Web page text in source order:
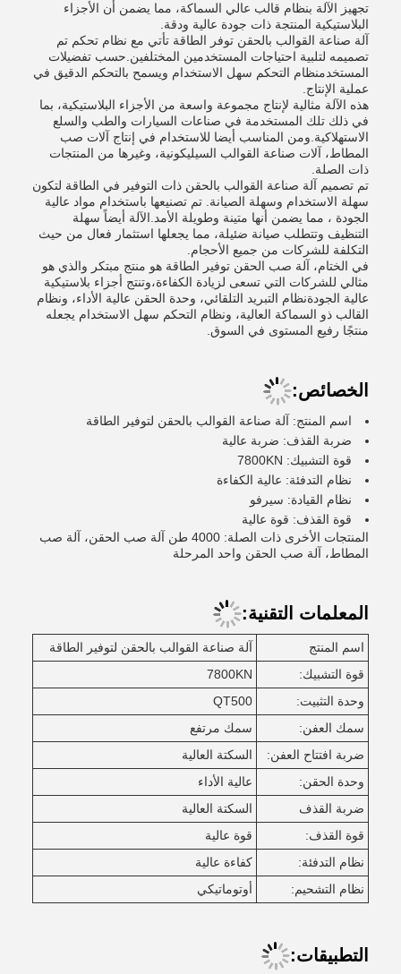
تجهيز الآلة بنظام قالب عالي السماكة، مما يضمن أن الأجزاء
البلاستيكية المنتجة ذات جودة عالية ودقة.
آلة صناعة القوالب بالحقن توفر الطاقة تأتي مع نظام تحكم تم
تصميمه لتلبية احتياجات المستخدمين المختلفين.حسب تفضيلات
المستخدمنظام التحكم سهل الاستخدام ويسمح بالتحكم الدقيق في
عملية الإنتاج.
هذه الآلة مثالية لإنتاج مجموعة واسعة من الأجزاء البلاستيكية، بما
في ذلك تلك المستخدمة في صناعات السيارات والطب والسلع
الاستهلاكية.ومن المناسب أيضا للاستخدام في إنتاج آلات صب
المطاط، آلات صناعة القوالب السيليكونية، وغيرها من المنتجات
ذات الصلة.
تم تصميم آلة صناعة القوالب بالحقن ذات التوفير في الطاقة لتكون
سهلة الاستخدام وسهلة الصيانة. تم تصنيعها باستخدام مواد عالية
الجودة ، مما يضمن أنها متينة وطويلة الأمد.الآلة أيضاً سهلة
التنظيف وتتطلب صيانة ضئيلة، مما يجعلها استثمار فعال من حيث
التكلفة للشركات من جميع الأحجام.
في الختام، آلة صب الحقن توفير الطاقة هو منتج مبتكر والذي هو
مثالي للشركات التي تسعى لزيادة الكفاءة،وتنتج أجزاء بلاستيكية
عالية الجودةنظام التبريد التلقائي، وحدة الحقن عالية الأداء، ونظام
القالب ذو السماكة العالية، ونظام التحكم سهل الاستخدام يجعله
منتجًا رفيع المستوى في السوق.
الخصائص:
اسم المنتج: آلة صناعة القوالب بالحقن لتوفير الطاقة
ضربة القذف: ضربة عالية
قوة التشبيك: 7800KN
نظام التدفئة: عالية الكفاءة
نظام القيادة: سيرفو
قوة القذف: قوة عالية
المنتجات الأخرى ذات الصلة: 4000 طن آلة صب الحقن، آلة صب
المطاط، آلة صب الحقن واحد المرحلة
المعلمات التقنية:
اسم المنتج
آلة صناعة القوالب بالحقن لتوفير الطاقة
قوة التشبيك:
7800KN
وحدة التثبيت:
QT500
سمك العفن:
سمك مرتفع
ضربة افتتاح العفن:
السكتة العالية
وحدة الحقن:
عالية الأداء
ضربة القذف
السكتة العالية
قوة القذف:
قوة عالية
نظام التدفئة:
كفاءة عالية
نظام التشحيم:
أوتوماتيكي
التطبيقات: